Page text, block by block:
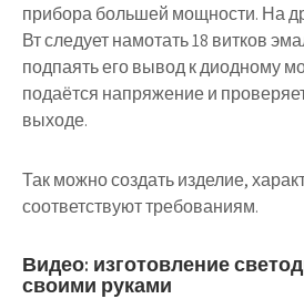
прибора большей мощности. На
Вт следует намотать 18 витков
подпаять его вывод к диодному
подаётся напряжение и
выходе.
Так можно создать изделие,
соответствуют требованиям.
Видео: изготовление
своими руками